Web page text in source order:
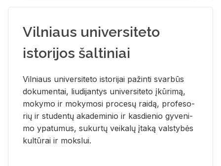
Vilniaus universiteto
istorijos šaltiniai
Vil­niaus uni­ver­si­te­to is­to­ri­jai pa­žin­ti svar­būs
do­ku­men­tai, liu­di­jan­tys uni­ver­si­te­to įkū­ri­mą,
mo­ky­mo ir mo­ky­mo­si pro­ce­sų rai­dą, pro­fe­so­
rių ir stu­den­tų aka­de­mi­nio ir kas­die­nio gy­ve­ni­
mo ypa­tu­mus, su­kur­tų vei­ka­lų įta­ką vals­ty­bės
kul­tū­rai ir moks­lui.